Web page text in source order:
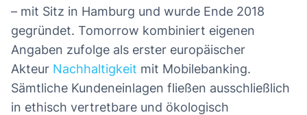
– mit Sitz in Hamburg und wurde Ende 2018
gegründet. Tomorrow kombiniert eigenen
Angaben zufolge als erster europäischer
Akteur Nachhaltigkeit mit Mobilebanking.
Sämtliche Kundeneinlagen fließen ausschließlich
in ethisch vertretbare und ökologisch